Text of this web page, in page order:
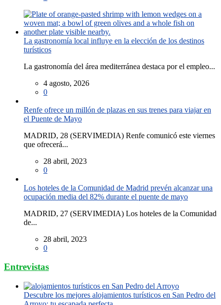
La gastronomía local influye en la elección de los destinos
turísticos
La gastronomía del área mediterránea destaca por el empleo...
4 agosto, 2026
0
Renfe ofrece un millón de plazas en sus trenes para viajar en
el Puente de Mayo
MADRID, 28 (SERVIMEDIA) Renfe comunicó este viernes
que ofrecerá...
28 abril, 2023
0
Los hoteles de la Comunidad de Madrid prevén alcanzar una
ocupación media del 82% durante el puente de mayo
MADRID, 27 (SERVIMEDIA) Los hoteles de la Comunidad
de...
28 abril, 2023
0
Entrevistas
Descubre los mejores alojamientos turísticos en San Pedro del